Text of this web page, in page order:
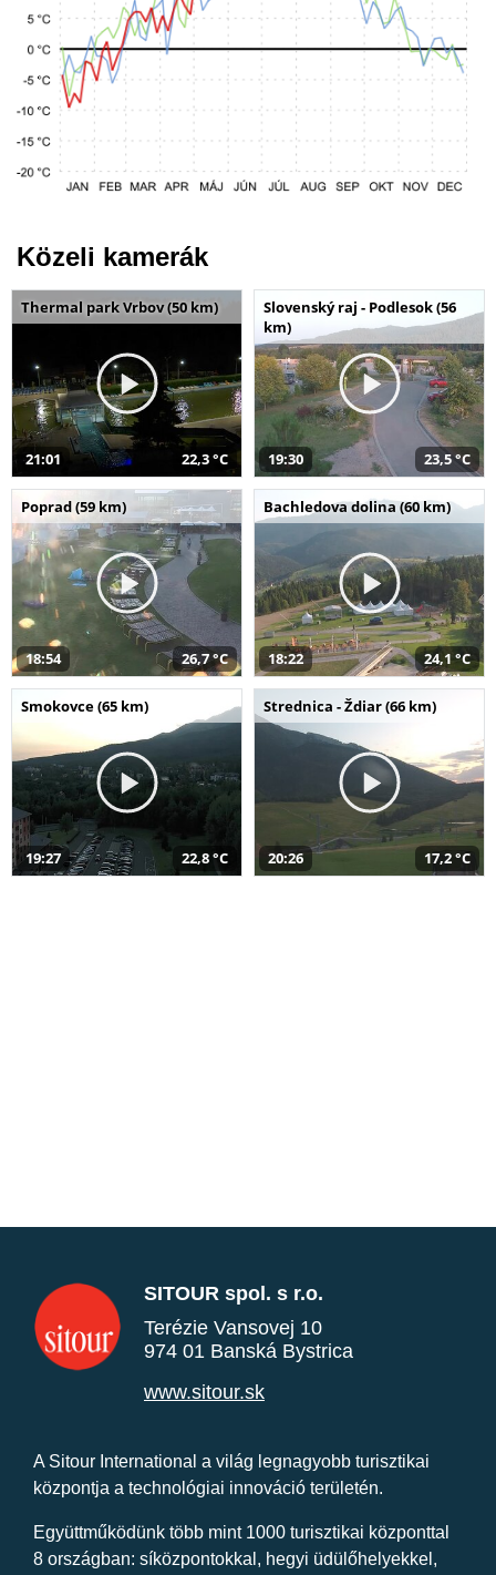
Közeli kamerák
Thermal park Vrbov (50 km)
21:01 22,3 °C
Slovenský raj - Podlesok (56
km)
19:30 23,5 °C
Poprad (59 km)
18:54 26,7 °C
Bachledova dolina (60 km)
18:22 24,1 °C
Smokovce (65 km)
19:27 22,8 °C
Strednica - Ždiar (66 km)
20:26 17,2 °C
SITOUR spol. s r.o.
Terézie Vansovej 10
974 01 Banská Bystrica
www.sitour.sk
A Sitour International a világ legnagyobb turisztikai
központja a technológiai innováció területén.
Együttműködünk több mint 1000 turisztikai központtal
8 országban: síközpontokkal, hegyi üdülőhelyekkel,